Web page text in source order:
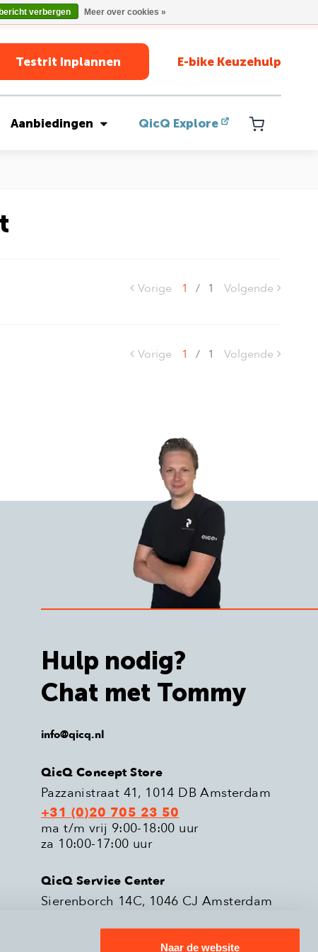
Naar de website
Testrit Inplannen E-bike Keuzehulp
Aanbiedingen QicQ Explore
Vorige 1 / 1 Volgende
Vorige 1 / 1 Volgende
Hulp nodig?
Chat met Tommy
info@qicq.nl
QicQ Concept Store
Pazzanistraat 41, 1014 DB Amsterdam
+31 (0)20 705 23 50
ma t/m vrij 9:00-18:00 uur
za 10:00-17:00 uur
QicQ Service Center
Sierenborch 14C, 1046 CJ Amsterdam
verbergen Meer over cookies »